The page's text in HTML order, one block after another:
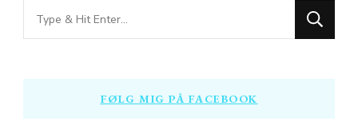
Looking
for
FØLG MIG PÅ FACEBOOK